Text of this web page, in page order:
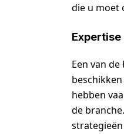
die u moet
Expertise
Een van
hebben
de